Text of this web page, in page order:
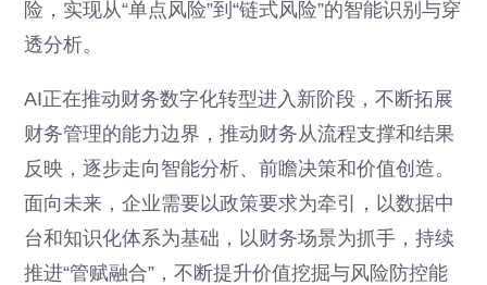
险，实现从“单点风险”到“链式风险”的智能识别与穿
透分析。
AI正在推动财务数字化转型进入新阶段，不断拓展
财务管理的能力边界，推动财务从流程支撑和结果
反映，逐步走向智能分析、前瞻决策和价值创造。
面向未来，企业需要以政策要求为牵引，以数据中
台和知识化体系为基础，以财务场景为抓手，持续
推进“管赋融合”，不断提升价值挖掘与风险防控能